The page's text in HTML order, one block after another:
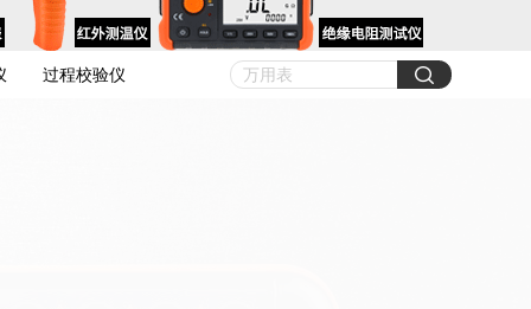
过程校验仪